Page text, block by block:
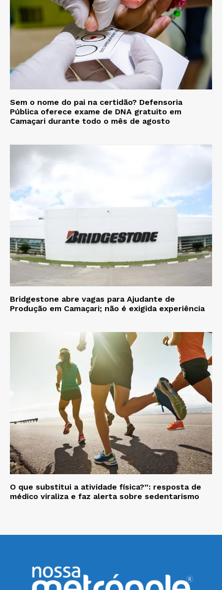
Sem o nome do pai na certidão? Defensoria
Pública oferece exame de DNA gratuito em
Camaçari durante todo o mês de agosto
Bridgestone abre vagas para Ajudante de
Produção em Camaçari; não é exigida experiência
O que substitui a atividade física?”: resposta de
médico viraliza e faz alerta sobre sedentarismo